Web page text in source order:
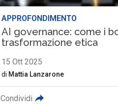
APPROFONDIMENTO
AI governance: come i
trasformazione etica
15 Ott 2025
di Mattia Lanzarone
Condividi